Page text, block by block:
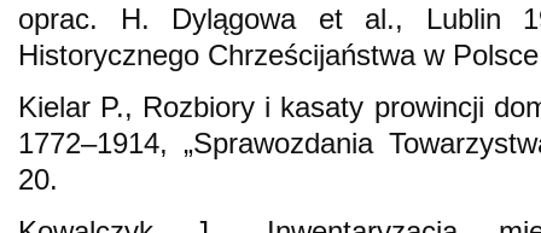
oprac. H. Dylągowa et al., Lublin
Historycznego Chrześcijaństwa w
Kielar P., Rozbiory i kasaty prowincji
1772–1914, „Sprawozdania
20.